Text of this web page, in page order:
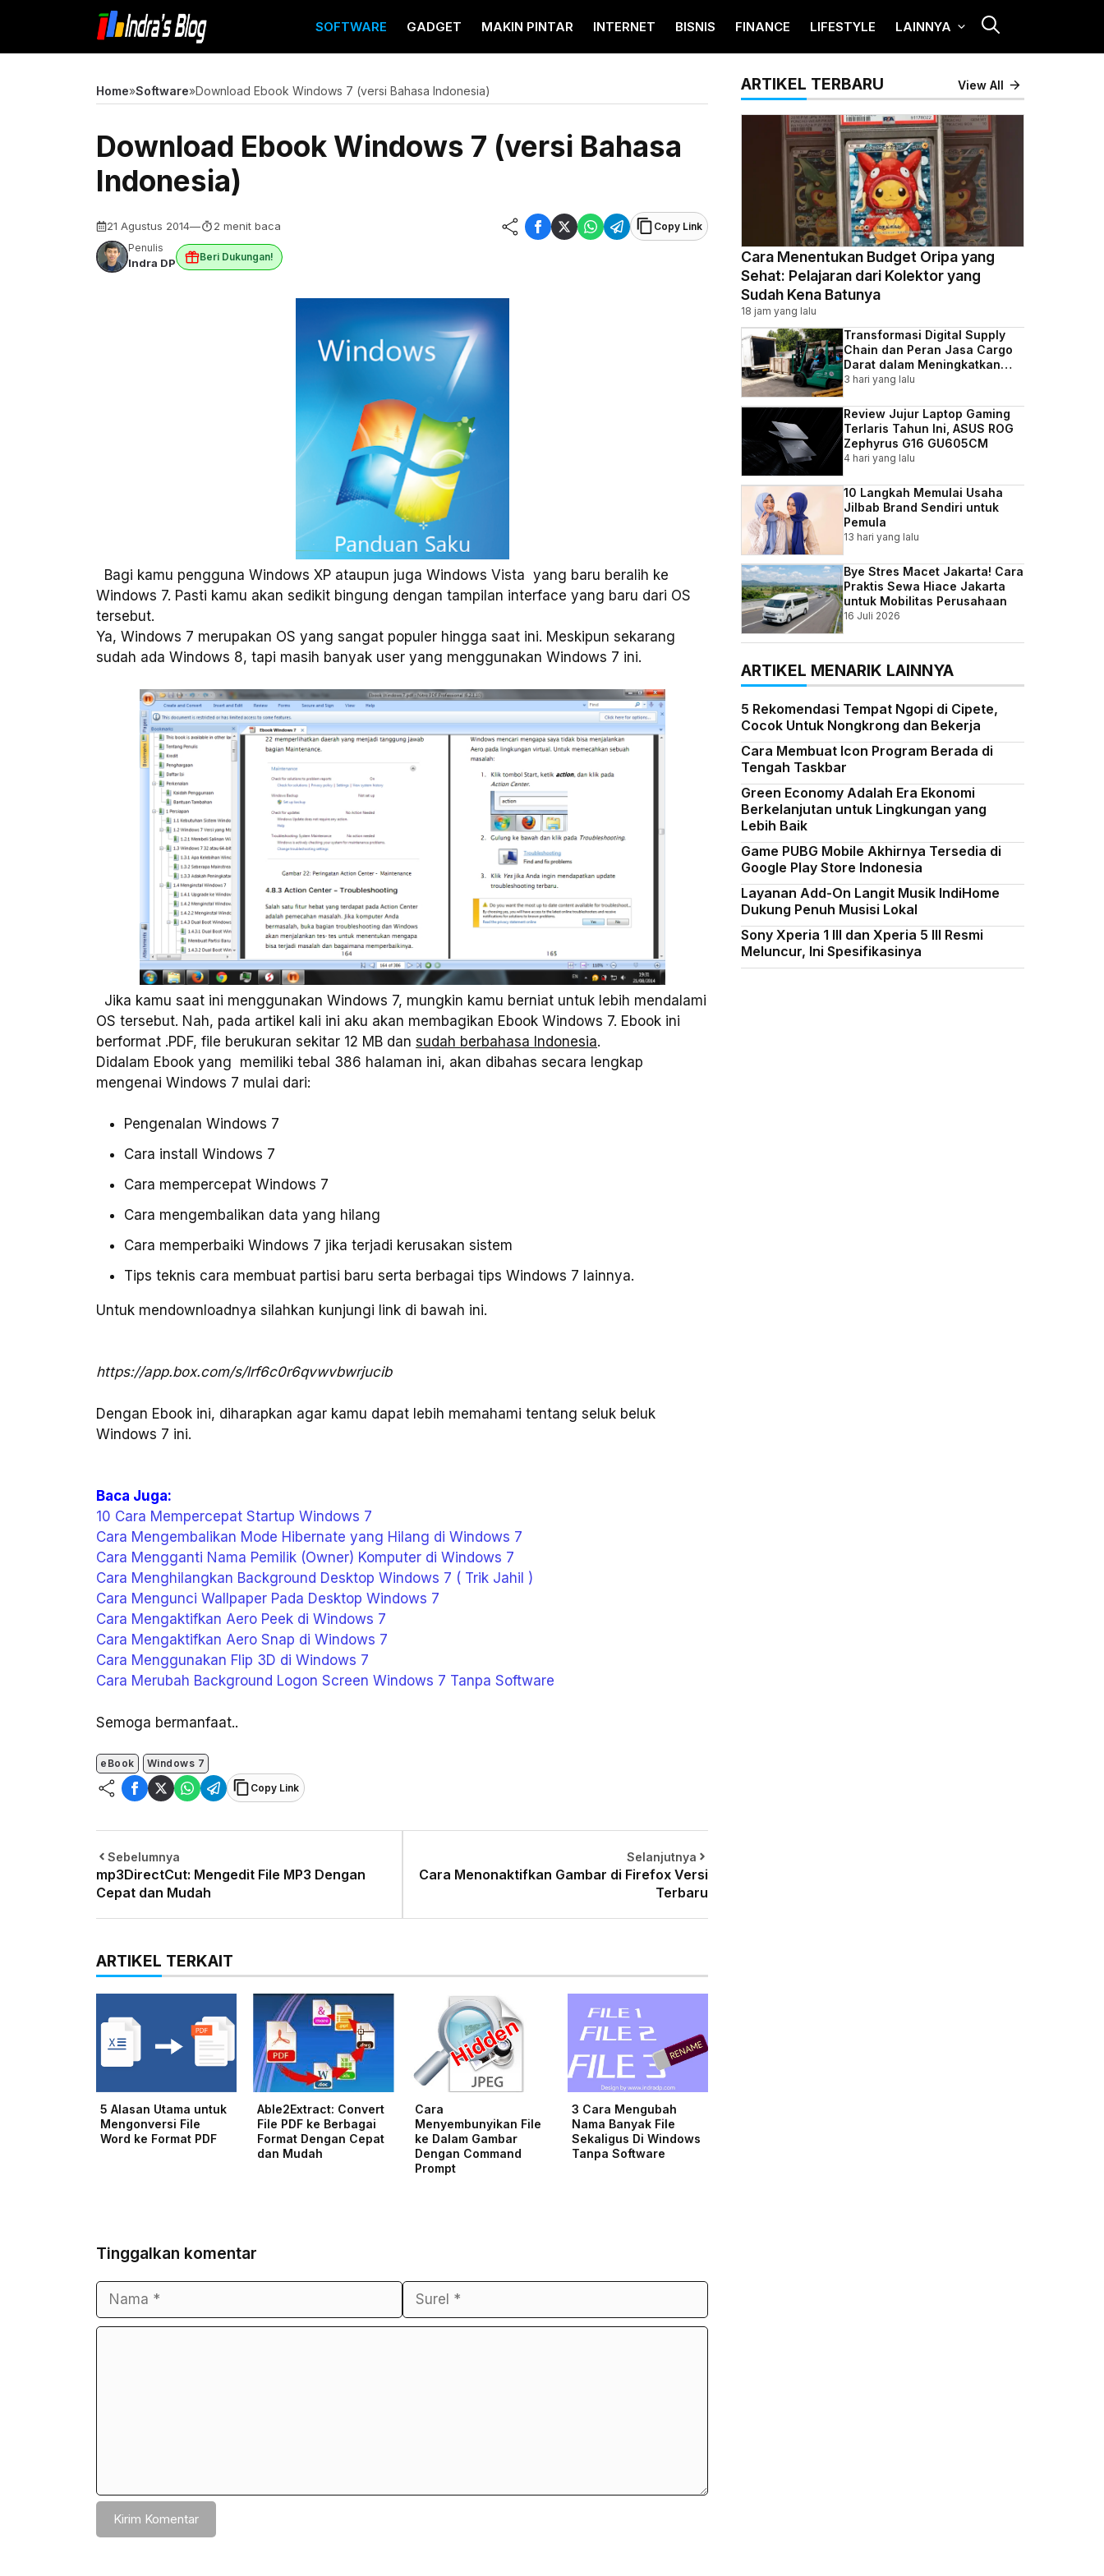
isi
SOFTWARE GADGET MAKIN PINTAR INTERNET BISNIS FINANCE LIFESTYLE LAINNYA
Home»Software»Download Ebook Windows 7 (versi Bahasa Indonesia)
Download Ebook Windows 7 (versi Bahasa
Indonesia)
21 Agustus 2014— 2 menit baca
Copy Link
Penulis
Indra DP Beri Dukungan!
Bagi kamu pengguna Windows XP ataupun juga Windows Vista yang baru beralih ke
Windows 7. Pasti kamu akan sedikit bingung dengan tampilan interface yang baru dari OS
tersebut.
Ya, Windows 7 merupakan OS yang sangat populer hingga saat ini. Meskipun sekarang
sudah ada Windows 8, tapi masih banyak user yang menggunakan Windows 7 ini.
Jika kamu saat ini menggunakan Windows 7, mungkin kamu berniat untuk lebih mendalami
OS tersebut. Nah, pada artikel kali ini aku akan membagikan Ebook Windows 7. Ebook ini
berformat .PDF, file berukuran sekitar 12 MB dan sudah berbahasa Indonesia.
Didalam Ebook yang memiliki tebal 386 halaman ini, akan dibahas secara lengkap
mengenai Windows 7 mulai dari:
Pengenalan Windows 7
Cara install Windows 7
Cara mempercepat Windows 7
Cara mengembalikan data yang hilang
Cara memperbaiki Windows 7 jika terjadi kerusakan sistem
Tips teknis cara membuat partisi baru serta berbagai tips Windows 7 lainnya.
Untuk mendownloadnya silahkan kunjungi link di bawah ini.
https://app.box.com/s/lrf6c0r6qvwvbwrjucib
Dengan Ebook ini, diharapkan agar kamu dapat lebih memahami tentang seluk beluk
Windows 7 ini.
Baca Juga:
10 Cara Mempercepat Startup Windows 7
Cara Mengembalikan Mode Hibernate yang Hilang di Windows 7
Cara Mengganti Nama Pemilik (Owner) Komputer di Windows 7
Cara Menghilangkan Background Desktop Windows 7 ( Trik Jahil )
Cara Mengunci Wallpaper Pada Desktop Windows 7
Cara Mengaktifkan Aero Peek di Windows 7
Cara Mengaktifkan Aero Snap di Windows 7
Cara Menggunakan Flip 3D di Windows 7
Cara Merubah Background Logon Screen Windows 7 Tanpa Software
Semoga bermanfaat..
eBook
Windows 7
Copy Link
Sebelumnya
mp3DirectCut: Mengedit File MP3 Dengan
Cepat dan Mudah
Selanjutnya
Cara Menonaktifkan Gambar di Firefox Versi
Terbaru
ARTIKEL TERKAIT
5 Alasan Utama untuk
Mengonversi File
Word ke Format PDF
Able2Extract: Convert
File PDF ke Berbagai
Format Dengan Cepat
dan Mudah
Cara
Menyembunyikan File
ke Dalam Gambar
Dengan Command
Prompt
3 Cara Mengubah
Nama Banyak File
Sekaligus Di Windows
Tanpa Software
Tinggalkan komentar
Nama
Surel
Komentar
ARTIKEL TERBARU View All
Cara Menentukan Budget Oripa yang
Sehat: Pelajaran dari Kolektor yang
Sudah Kena Batunya
18 jam yang lalu
Transformasi Digital Supply
Chain dan Peran Jasa Cargo
Darat dalam Meningkatkan
Efisiensi Bisnis Indonesia
3 hari yang lalu
Review Jujur Laptop Gaming
Terlaris Tahun Ini, ASUS ROG
Zephyrus G16 GU605CM
4 hari yang lalu
10 Langkah Memulai Usaha
Jilbab Brand Sendiri untuk
Pemula
13 hari yang lalu
Bye Stres Macet Jakarta! Cara
Praktis Sewa Hiace Jakarta
untuk Mobilitas Perusahaan
16 Juli 2026
ARTIKEL MENARIK LAINNYA
5 Rekomendasi Tempat Ngopi di Cipete,
Cocok Untuk Nongkrong dan Bekerja
Cara Membuat Icon Program Berada di
Tengah Taskbar
Green Economy Adalah Era Ekonomi
Berkelanjutan untuk Lingkungan yang
Lebih Baik
Game PUBG Mobile Akhirnya Tersedia di
Google Play Store Indonesia
Layanan Add-On Langit Musik IndiHome
Dukung Penuh Musisi Lokal
Sony Xperia 1 III dan Xperia 5 III Resmi
Meluncur, Ini Spesifikasinya